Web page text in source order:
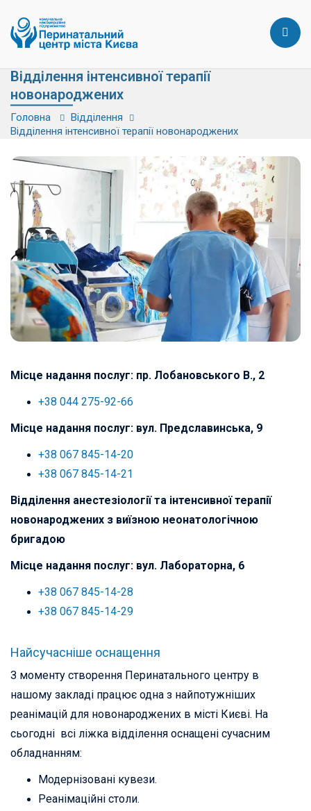
Відділення інтенсивної терапії
новонароджених
Головна
Відділення
Відділення інтенсивної терапії новонароджених
Місце надання послуг: пр. Лобановського В., 2
+38 044 275-92-66
Місце надання послуг: вул. Предславинська, 9
+38 067 845-14-20
+38 067 845-14-21
Відділення анестезіології та інтенсивної терапії
новонароджених з виїзною неонатологічною
бригадою
Місце надання послуг: вул. Лабораторна, 6
+38 067 845-14-28
+38 067 845-14-29
Найсучасніше оснащення
З моменту створення Перинатального центру в
нашому закладі працює одна з найпотужніших
реанімацій для новонароджених в місті Києві. На
сьогодні всі ліжка відділення оснащені сучасним
обладнанням:
Модернізовані кувези.
Реанімаційні столи.